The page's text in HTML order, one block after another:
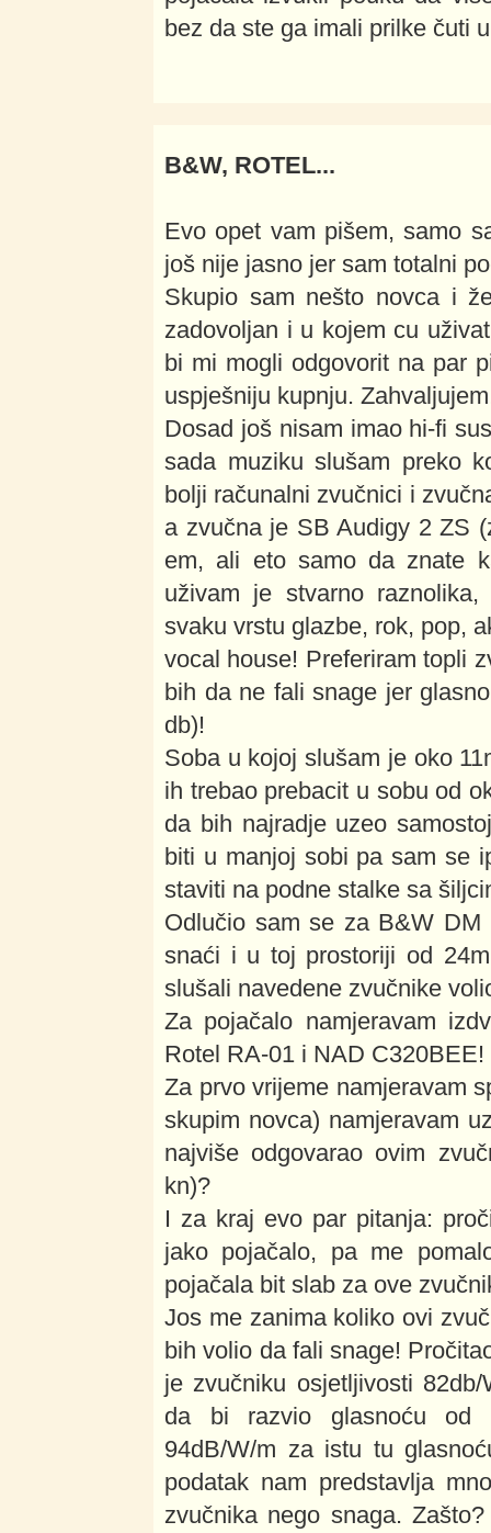
bez da ste ga imali prilke čuti
B&W, ROTEL...
Evo opet vam pišem, samo
još nije jasno jer sam totalni
Skupio sam nešto novca i
zadovoljan i u kojem cu
bi mi mogli odgovorit na par
uspješniju kupnju.
Dosad još nisam imao hi-fi
sada muziku slušam preko
bolji računalni zvučnici i
a zvučna je SB Audigy 2 ZS
em, ali eto samo da znate
uživam je stvarno
svaku vrstu glazbe, rok, pop,
vocal house! Preferiram topli
bih da ne fali snage jer
db)!
Soba u kojoj slušam je oko
ih trebao prebacit u sobu od
da bih najradje uzeo
biti u manjoj sobi pa sam se
staviti na podne stalke sa
Odlučio sam se za B&W
snaći i u toj prostoriji od
slušali navedene zvučnike
Za pojačalo namjeravam
Rotel RA-01 i NAD C320BEE!
Za prvo vrijeme namjeravam
skupim novca) namjeravam
najviše odgovarao ovim
kn)?
I za kraj evo par pitanja:
jako pojačalo, pa me
pojačala bit slab za ove
Jos me zanima koliko ovi
bih volio da fali snage!
je zvučniku osjetljivosti
da bi razvio glasnoću od
94dB/W/m za istu tu
podatak nam predstavlja
zvučnika nego snaga.